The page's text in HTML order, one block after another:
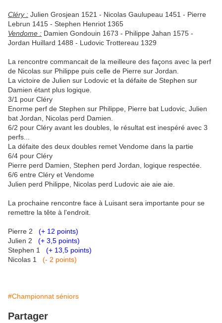
Cléry : Julien Grosjean 1521 - Nicolas Gaulupeau 1451 - Pierre
Lebrun 1415 - Stephen Henriot 1365
Vendome : Damien Gondouin 1673 - Philippe Jahan 1575 -
Jordan Huillard 1488 - Ludovic Trottereau 1329
La rencontre commancait de la meilleure des façons avec la perf
de Nicolas sur Philippe puis celle de Pierre sur Jordan.
La victoire de Julien sur Lodovic et la défaite de Stephen sur
Damien étant plus logique.
3/1 pour Cléry
Enorme perf de Stephen sur Philippe, Pierre bat Ludovic, Julien
bat Jordan, Nicolas perd Damien.
6/2 pour Cléry avant les doubles, le résultat est inespéré avec 3
perfs...
La défaite des deux doubles remet Vendome dans la partie
6/4 pour Cléry
Pierre perd Damien, Stephen perd Jordan, logique respectée.
6/6 entre Cléry et Vendome
Julien perd Philippe, Nicolas perd Ludovic aie aie aie.
La prochaine rencontre face à Luisant sera importante pour se
remettre la tête à l'endroit.
Pierre 2 (+ 12 points)
Julien 2 (+ 3,5 points)
Stephen 1 (+ 13,5 points)
Nicolas 1 (- 2 points)
#Championnat séniors
Partager